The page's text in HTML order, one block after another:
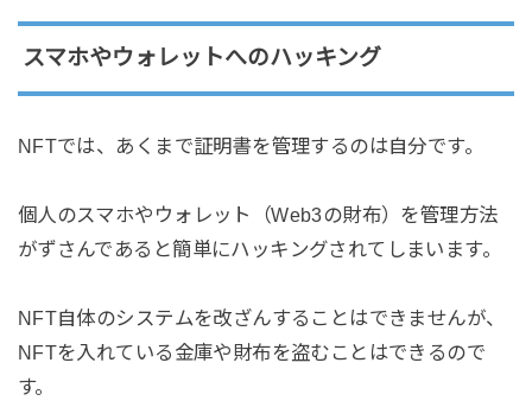
スマホやウォレットへのハッキング
NFTでは、あくまで証明書を管理するのは自分です。
個人のスマホやウォレット（Web3の財布）を管理方法
がずさんであると簡単にハッキングされてしまいます。
NFT自体のシステムを改ざんすることはできませんが、
NFTを入れている金庫や財布を盗むことはできるので
す。